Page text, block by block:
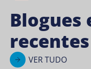
Blogues
recentes
VER TUDO